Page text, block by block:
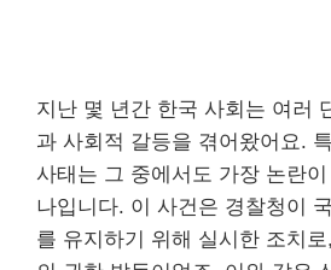
지난 몇 년간 한국 사회는 여러
과 사회적 갈등을 겪어왔어요.
사태는 그 중에서도 가장 논란
나입니다. 이 사건은 경찰청이
를 유지하기 위해 실시한 조치